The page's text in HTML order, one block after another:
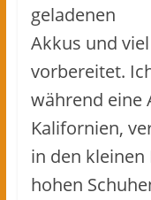
geladenen
Akkus und
vorbereitet.
während eine
Kalifornien,
in den kleinen
hohen